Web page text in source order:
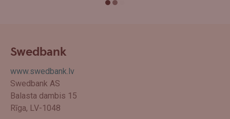
Swedbank
www.swedbank.lv
Swedbank AS
Balasta dambis 15
Rīga, LV-1048